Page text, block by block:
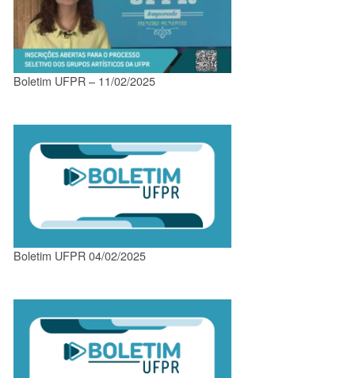
Boletim UFPR – 11/02/2025
Boletim UFPR 04/02/2025